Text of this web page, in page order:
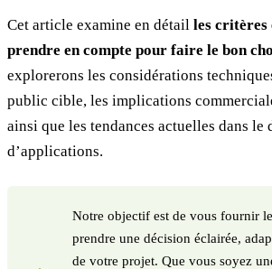
Cet article examine en détail les critères
prendre en compte pour faire le bon
explorerons les considérations
public cible, les implications
ainsi que les tendances actuelles dans le
d’applications.
Notre objectif est de vous fournir
prendre une décision éclairée,
de votre projet. Que vous soyez